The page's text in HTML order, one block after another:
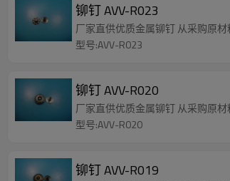
铆钉 AVV-R023
厂家直供优质金属铆钉 从采购原
型号:AVV-R023
铆钉 AVV-R020
厂家直供优质金属铆钉 从采购原
型号:AVV-R020
铆钉 AVV-R019